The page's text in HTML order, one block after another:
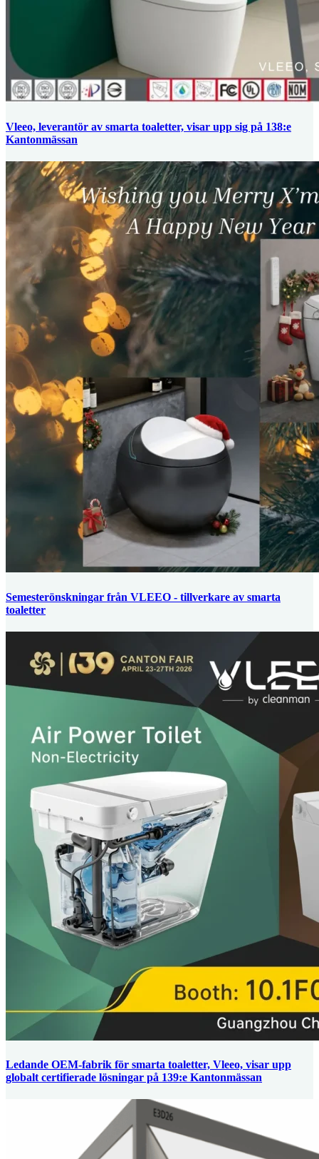
Vleeo, leverantör av smarta toaletter, visar upp sig på 138:e
Kantonmässan
Semesterönskningar från VLEEO - tillverkare av smarta
toaletter
Ledande OEM-fabrik för smarta toaletter, Vleeo, visar upp
globalt certifierade lösningar på 139:e Kantonmässan